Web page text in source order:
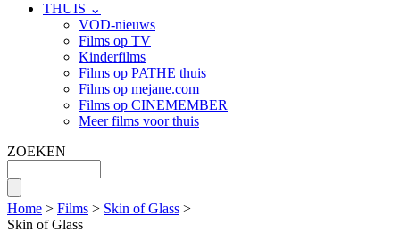
THUIS ⌄
VOD-nieuws
Films op TV
Kinderfilms
Films op PATHE thuis
Films op mejane.com
Films op CINEMEMBER
Meer films voor thuis
ZOEKEN
Home > Films > Skin of Glass >
Skin of Glass